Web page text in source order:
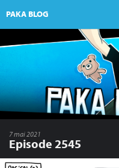
PAKA BLOG
7 mai 2021
Episode 2545